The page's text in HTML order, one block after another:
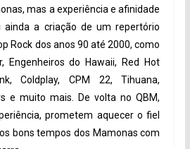
mas a experiência e afinidade
ainda a criação de um repertório
Rock dos anos 90 até 2000, como
Engenheiros do Hawaii, Red Hot
Coldplay, CPM 22, Tihuana,
e muito mais. De volta no QBM,
prometem aquecer o fiel
bons tempos dos Mamonas com